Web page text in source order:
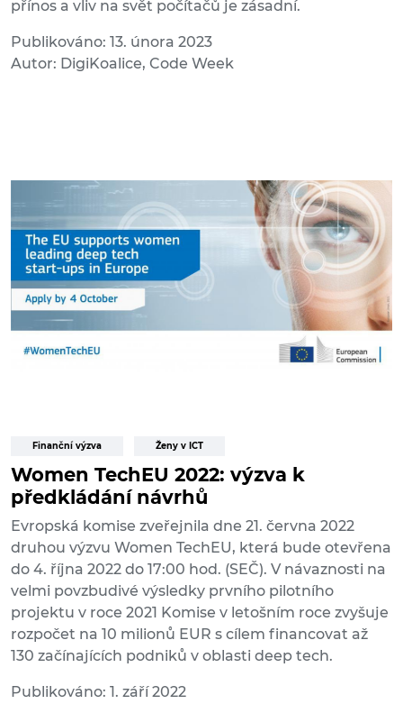
přínos a vliv na svět počítačů je zásadní.
Publikováno: 13. února 2023
Autor: DigiKoalice, Code Week
Finanční výzva Ženy v ICT
Women TechEU 2022: výzva k
předkládání návrhů
Evropská komise zveřejnila dne 21. června 2022
druhou výzvu Women TechEU, která bude otevřena
do 4. října 2022 do 17:00 hod. (SEČ). V návaznosti na
velmi povzbudivé výsledky prvního pilotního
projektu v roce 2021 Komise v letošním roce zvyšuje
rozpočet na 10 milionů EUR s cílem financovat až
130 začínajících podniků v oblasti deep tech.
Publikováno: 1. září 2022